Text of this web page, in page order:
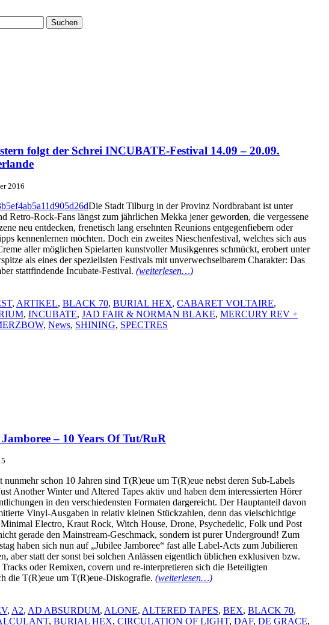
folgt der Schrei INCUBATE-Festival 14.09 – 20.09.
2016
Die Stadt Tilburg in der Provinz Nordbrabant ist unter
Retro-Rock-Fans längst zum jährlichen Mekka jener geworden, die vergessene
neu entdecken, frenetisch lang ersehnten Reunions entgegenfiebern oder
kennenlernen möchten. Doch ein zweites Nieschenfestival, welches sich aus
aller möglichen Spielarten kunstvoller Musikgenres schmückt, erobert unter
als eines der speziellsten Festivals mit unverwechselbarem Charakter: Das
stattfindende Incubate-Festival. (weiterlesen…)
, ARTIKEL, BLACK 70, BURIAL HEX, CABARET VOLTAIRE,
, INCUBATE, JAD FAIR & NORMAN BLAKE, MERCURY REV +
, News, SHINING, SPECTRES
– 10 Years Of Tut/RuR
nunmehr schon 10 Jahren sind T(R)eue um T(R)eue nebst deren Sub-Labels
Another Winter und Altered Tapes aktiv und haben dem interessierten Hörer
in den verschiedensten Formaten dargereicht. Der Hauptanteil davon
Vinyl-Ausgaben in relativ kleinen Stückzahlen, denn das vielschichtige
Electro, Kraut Rock, Witch House, Drone, Psychedelic, Folk und Post
gerade den Mainstream-Geschmack, sondern ist purer Underground! Zum
haben sich nun auf „Jubilee Jamboree“ fast alle Label-Acts zum Jubilieren
aber statt der sonst bei solchen Anlässen eigentlich üblichen exklusiven bzw.
oder Remixen, covern und re-interpretieren sich die Beteiligten
die T(R)eue um T(R)eue-Diskografie. (weiterlesen…)
, A2, AD ABSURDUM, ALONE, ALTERED TAPES, BEX, BLACK 70,
, BURIAL HEX, CIRCULATION OF LIGHT, DAF, DE GRACE,